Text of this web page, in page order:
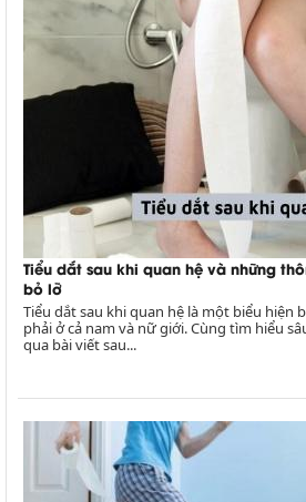
Tiểu dắt sau khi quan hệ và những
bỏ lỡ
Tiểu dắt sau khi quan hệ là một biểu hiện
phải ở cả nam và nữ giới. Cùng tìm hiểu
qua bài viết sau...